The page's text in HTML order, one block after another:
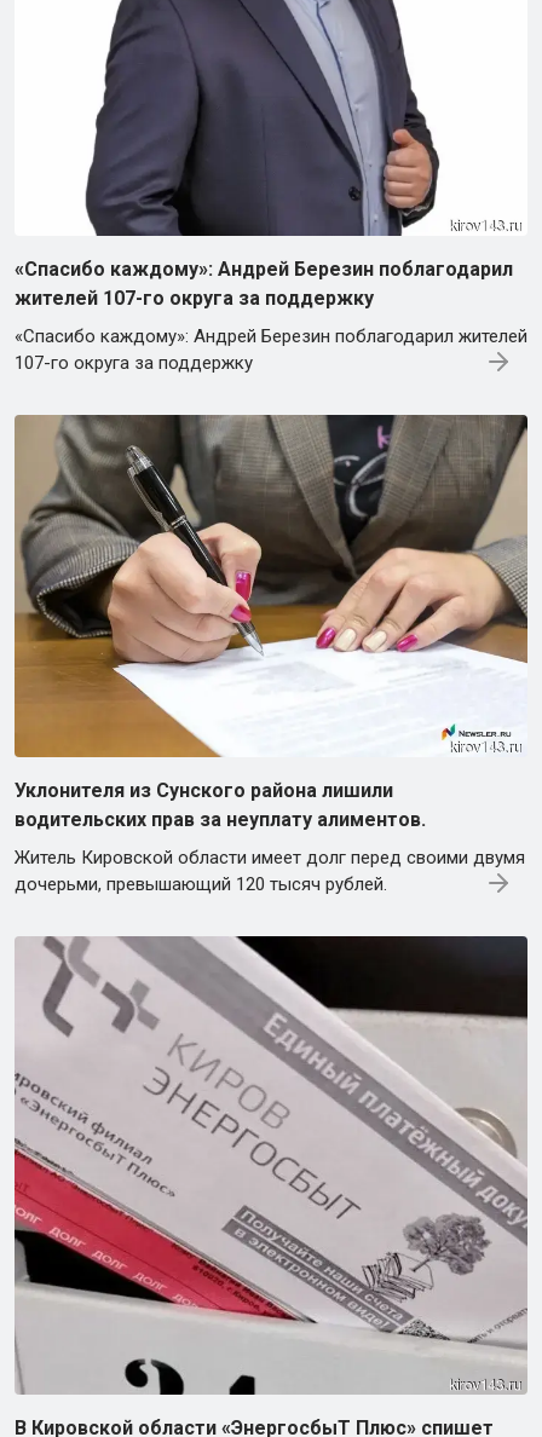
«Спасибо каждому»: Андрей Березин поблагодарил
жителей 107-го округа за поддержку
«Спасибо каждому»: Андрей Березин поблагодарил жителей
107-го округа за поддержку
Уклонителя из Сунского района лишили
водительских прав за неуплату алиментов.
Житель Кировской области имеет долг перед своими двумя
дочерьми, превышающий 120 тысяч рублей.
В Кировской области «ЭнергосбыТ Плюс» спишет